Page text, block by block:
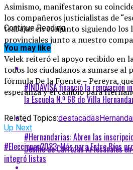
Asimismo, manifestaron su
los compañeros justicialistas de
trabajar en conjunto siguiendo los
provinciales junto a nuestro
Velek reiteró el apoyo recibido en
todos los ciudadanos a sumarse al
fórmula De la Fuente – Pereyra,
esperanza y el cambio para
Related Topics:destacadas
Up Next
#Elecciones2023: Más para Entre Ríos
integró listas
Continue Reading
You may like
#INDAVISA financió la renovación
la Escuela N.º 68 de Villa
#Hernandarias: Abren las
Desfile de Carrozas Artesanales